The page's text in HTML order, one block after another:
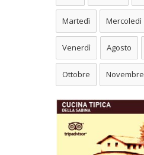
Martedì Mercoledì
Venerdì Agosto
Ottobre Novembre